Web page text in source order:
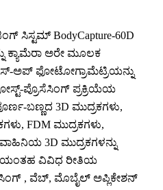
ಸಿಸ್ಟಮ್ BodyCapture-60D
ಕ್ಯಾಮೆರಾ ಅರೇ ಮೂಲಕ
ಅಪ್ ಫೋಟೋಗ್ರಾಮೆಟ್ರಿಯನ್ನು
ಪ್ರೊಸೆಸಿಂಗ್ ಪ್ರಕ್ರಿಯೆಯ
ಬಣ್ಣದ 3D ಮುದ್ರಕಗಳು,
FDM ಮುದ್ರಕಗಳು,
3D ಮುದ್ರಕಗಳನ್ನು
ಯಂತಹ ವಿವಿಧ ರೀತಿಯ
, ವೆಬ್, ಮೊಬೈಲ್ ಅಪ್ಲಿಕೇಶನ್